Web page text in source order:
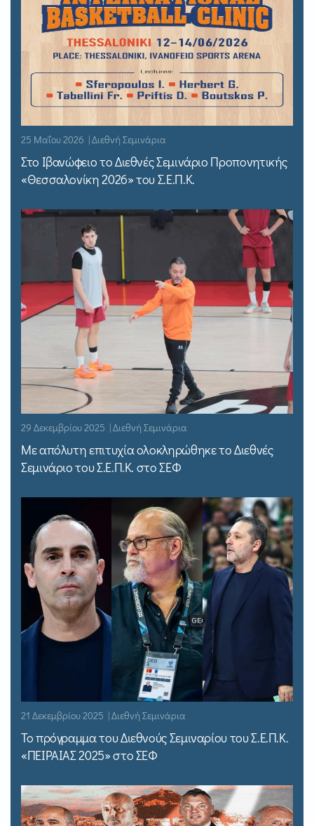
25 Μαΐου 2026 | Διεθνή Σεμινάρια
Στο Ιβανώφειο το Διεθνές Σεμινάριο Προπονητικής
«Θεσσαλονίκη 2026» του Σ.Ε.Π.Κ.
29 Δεκεμβρίου 2025 | Διεθνή Σεμινάρια
Με απόλυτη επιτυχία ολοκληρώθηκε το Διεθνές
Σεμινάριο του Σ.Ε.Π.Κ. στο ΣΕΦ
21 Δεκεμβρίου 2025 | Διεθνή Σεμινάρια
Το πρόγραμμα του Διεθνούς Σεμιναρίου του Σ.Ε.Π.Κ.
«ΠΕΙΡΑΙΑΣ 2025» στο ΣΕΦ